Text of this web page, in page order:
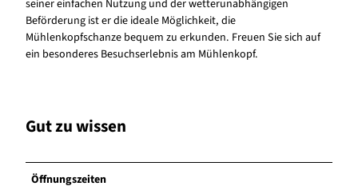
seiner einfachen Nutzung und der wetterunabhängigen
Beförderung ist er die ideale Möglichkeit, die
Mühlenkopfschanze bequem zu erkunden. Freuen Sie sich auf
ein besonderes Besuchserlebnis am Mühlenkopf.
Gut zu wissen
Öffnungszeiten